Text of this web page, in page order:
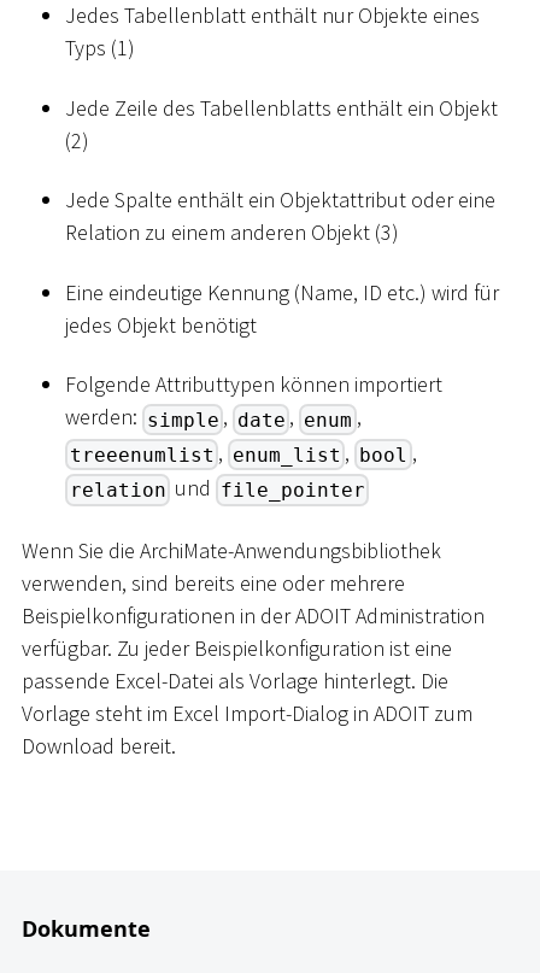
Jedes Tabellenblatt enthält nur Objekte eines
Typs (1)
Jede Zeile des Tabellenblatts enthält ein Objekt
(2)
Jede Spalte enthält ein Objektattribut oder eine
Relation zu einem anderen Objekt (3)
Eine eindeutige Kennung (Name, ID etc.) wird für
jedes Objekt benötigt
Folgende Attributtypen können importiert
werden: simple , date , enum ,
treeenumlist , enum_list , bool ,
relation und file_pointer
Wenn Sie die ArchiMate-Anwendungsbibliothek
verwenden, sind bereits eine oder mehrere
Beispielkonfigurationen in der ADOIT Administration
verfügbar. Zu jeder Beispielkonfiguration ist eine
passende Excel-Datei als Vorlage hinterlegt. Die
Vorlage steht im Excel Import-Dialog in ADOIT zum
Download bereit.
Dokumente